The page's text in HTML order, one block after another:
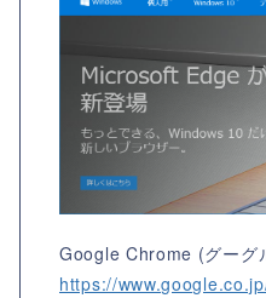
Google Chrome (グーグ
https://